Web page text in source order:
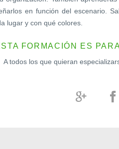
en función del escenario.
lugar y con qué colores.
FORMACIÓN ES
A todos los que quieran